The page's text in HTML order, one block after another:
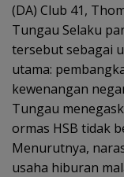
(DA) Club 41,
Tungau Selaku
tersebut sebagai
utama:
kewenangan
Tungau
ormas HSB tidak
Menurutnya,
usaha hiburan